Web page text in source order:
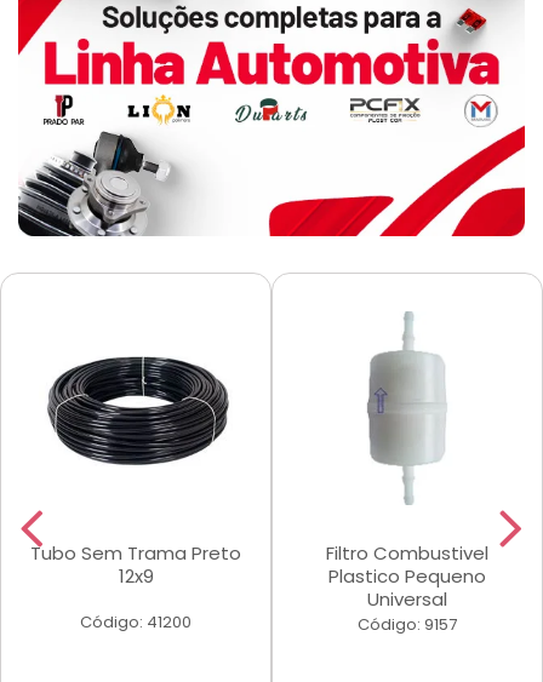
Tubo Sem Trama Preto
12x9
Código: 41200
Filtro Combustivel
Plastico Pequeno
Universal
Código: 9157